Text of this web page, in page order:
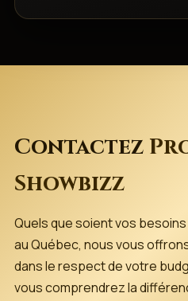
Contactez
Showbizz
Quels que soient vos
au Québec, nous vous
dans le respect de votre
vous comprendrez la